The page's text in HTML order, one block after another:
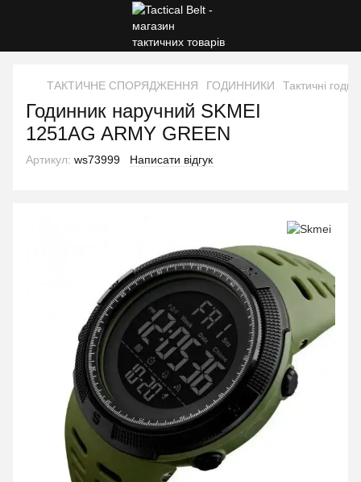
ТАКТИЧНЕ СПОРЯДЖЕННЯ ГОДИННИКИ Тактичні
Годинник наручний SKMEI
1251AG ARMY GREEN
Артикул: ws73999 Написати відгук